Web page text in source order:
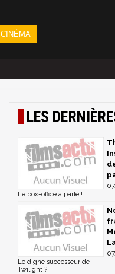
CINÉMA
LES
Le box-office a parlé !
Le digne successeur de
Twilight ?